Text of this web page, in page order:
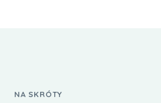
NA SKRÓTY